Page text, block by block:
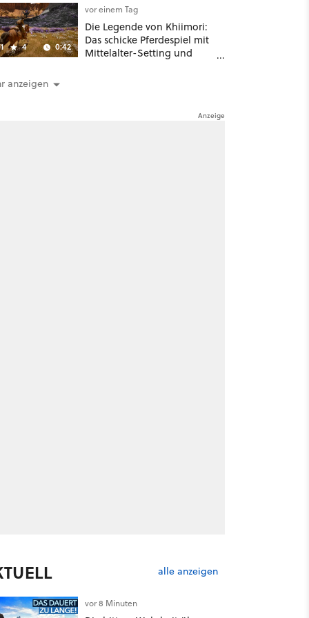
4 0:42
vor einem Tag
Die Legende von Khiimori:
Das schicke Pferdespiel mit
Mittelalter-Setting und
anzeigen
alle anzeigen
vor 8 Minuten